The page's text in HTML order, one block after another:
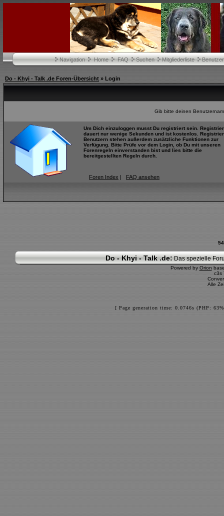
Navigation Home FAQ Suchen Mitgliederliste
Do - Khyi - Talk .de Foren-Übersicht » Login
Gib bitte deinen
Um Dich einzuloggen musst Du registriert sein.
dauert nur wenige Sekunden und ist kostenlos.
Benutzern stehen außerdem zusätzliche Funktionen zur
Verfügung. Bitte Prüfe vor dem Login, ob Du mit unseren
Forenregeln einverstanden bist und lies bitte die
bereitgestellten Regeln durch.
Foren Index | FAQ ansehen
Do - Khyi - Talk .de: Das spezielle
Powered by Orion
c3s
Alle
[ Page generation time: 0.0746s (PHP: